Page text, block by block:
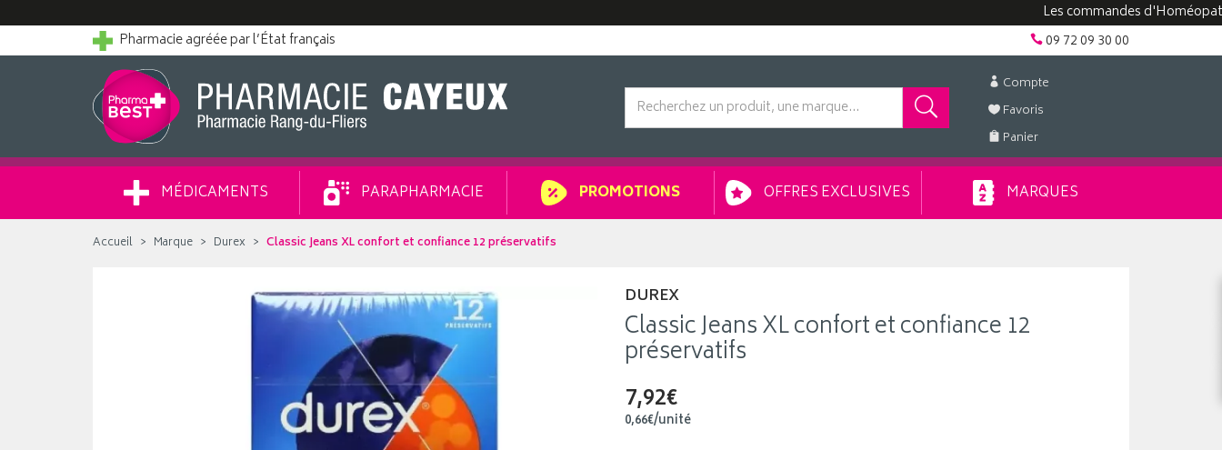
Les commandes d'Homéopathie
Pharmacie agréée par l’État français
09 72 09 30 00
Compte
Favoris
Panier
MÉDICAMENTS PARAPHARMACIE PROMOTIONS OFFRES EXCLUSIVES MARQUES
Accueil Marque Durex Classic Jeans XL confort et confiance 12 préservatifs
DUREX
Classic Jeans XL confort et confiance 12
préservatifs
7,92€
0,66€/unité